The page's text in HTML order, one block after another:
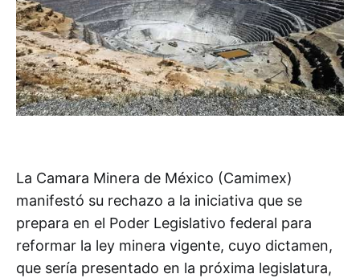
La Camara Minera de México (Camimex)
manifestó su rechazo a la iniciativa que se
prepara en el Poder Legislativo federal para
reformar la ley minera vigente, cuyo dictamen,
que sería presentado en la próxima legislatura,